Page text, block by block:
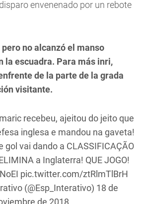
envenenado por un rebote
no alcanzó el manso
la escuadra. Para más inri,
de la parte de la grada
visitante.
recebeu, ajeitou do jeito que
inglesa e mandou na gaveta!
gol vai dando a CLASSIFICAÇÃO
a Inglaterra! QUE JOGO!
pic.twitter.com/ztRlmTlBrH
(@Esp_Interativo) 18 de
de 2018